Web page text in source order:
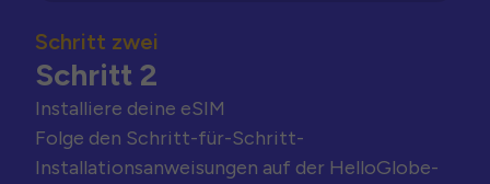
Schritt zwei
Schritt 2
Installiere deine eSIM
Folge den Schritt-für-Schritt-
Installationsanweisungen auf der HelloGlobe-